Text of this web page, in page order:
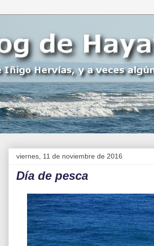
viernes, 11 de noviembre de 2016
Día de pesca